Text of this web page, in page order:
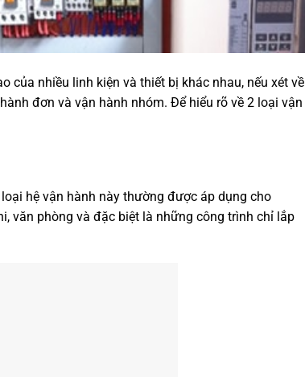
của nhiều linh kiện và thiết bị khác nhau, nếu xét về
đơn và vận hành nhóm. Để hiểu rõ về 2 loại vận
hệ vận hành này thường được áp dụng cho
văn phòng và đặc biệt là những công trình chỉ lắp